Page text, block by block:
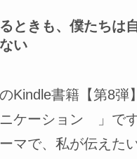
ときも、僕たちは
い
Kindle書籍【第8弾
ケーション 」で
マで、私が伝えた